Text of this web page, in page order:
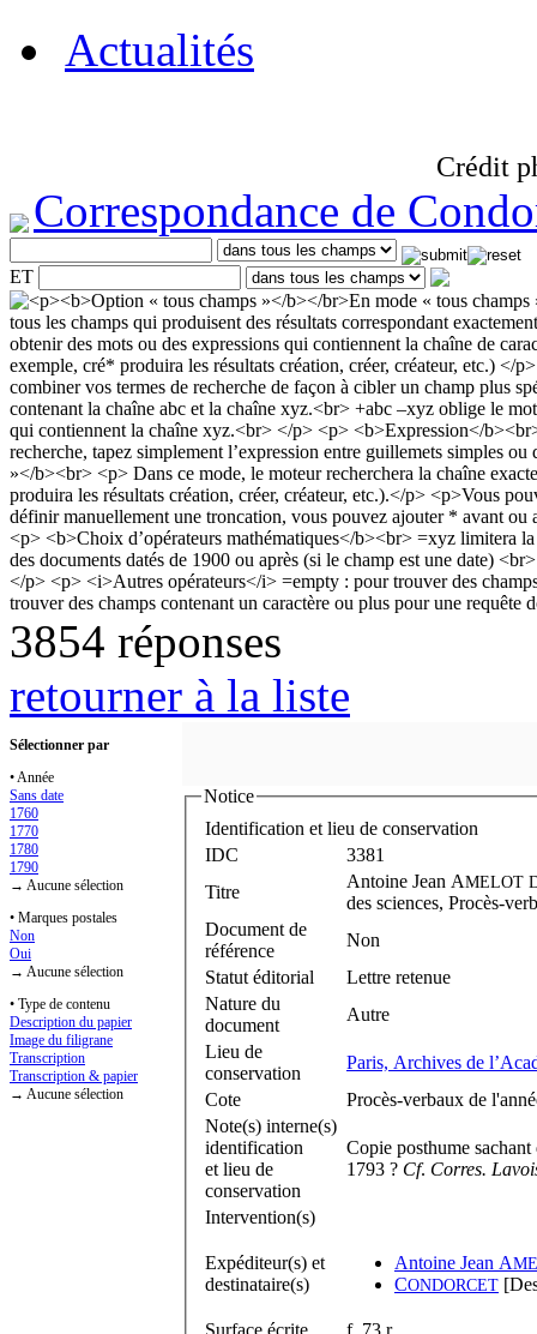
Actualités
Crédit
Correspondance de
ET
3854 réponses
retourner à la liste
Sélectionner par
• Année
Sans date
1760
1770
1780
1790
→ Aucune sélection
• Marques postales
Non
Oui
→ Aucune sélection
• Type de contenu
Description du papier
Image du filigrane
Transcription
Transcription & papier
→ Aucune sélection
Notice
Identification et lieu de conservation
IDC
3381
Titre
Antoine Jean AMELOT
des sciences, Procès-
Document de
référence
Non
Statut éditorial
Lettre retenue
Nature du
document
Autre
Lieu de
conservation
Paris, Archives de
Cote
Procès-verbaux de
Note(s) interne(s)
identification
et lieu de
conservation
Copie posthume
1793 ? Cf. Corres.
Intervention(s)
Expéditeur(s) et
destinataire(s)
Antoine Jean A
CONDORCET
Surface écrite f. 73 r